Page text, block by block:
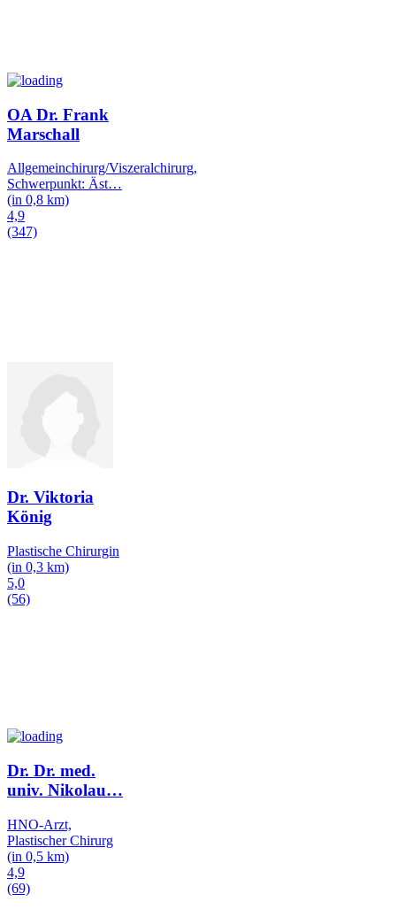
OA Dr. Frank
Marschall
Allgemeinchirurg/Viszeralchirurg,
Schwerpunkt: Äst…
(in 0,8 km)
4,9
(347)
Dr. Viktoria
König
Plastische Chirurgin
(in 0,3 km)
5,0
(56)
Dr. Dr. med.
univ. Nikolau…
HNO-Arzt,
Plastischer Chirurg
(in 0,5 km)
4,9
(69)